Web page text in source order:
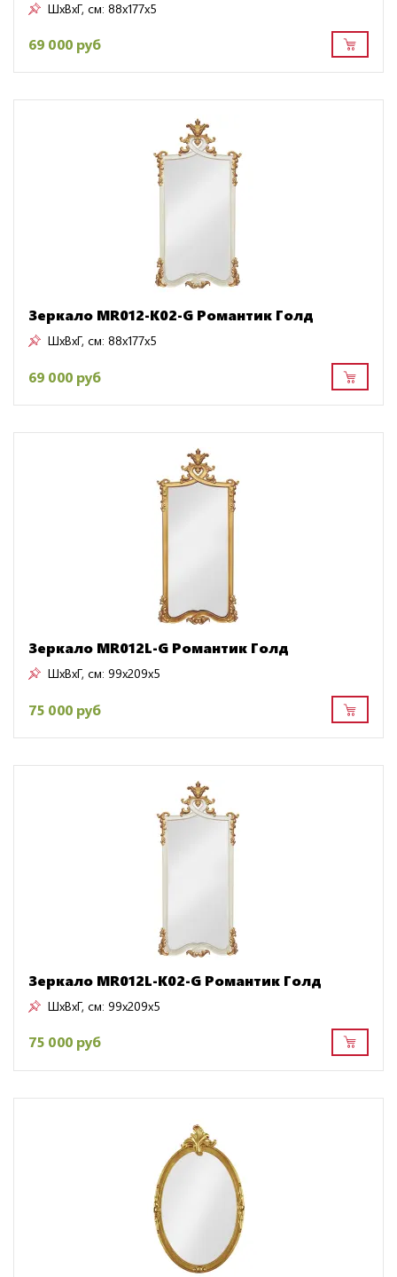
ШxВxГ, см: 88x177x5
69 000 руб
Зеркало MR012-K02-G Романтик Голд
ШxВxГ, см: 88x177x5
69 000 руб
Зеркало MR012L-G Романтик Голд
ШxВxГ, см: 99x209x5
75 000 руб
Зеркало MR012L-K02-G Романтик Голд
ШxВxГ, см: 99x209x5
75 000 руб